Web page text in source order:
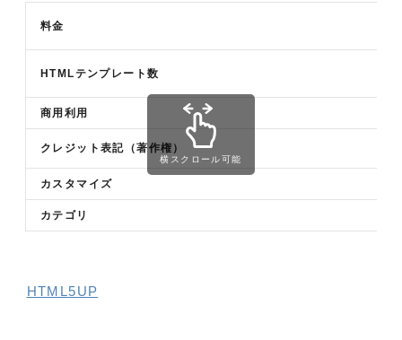
料金
HTMLテンプレート数
商用利用
クレジット表記（著作権）
カスタマイズ
カテゴリ
横スクロール可能
HTML5UP